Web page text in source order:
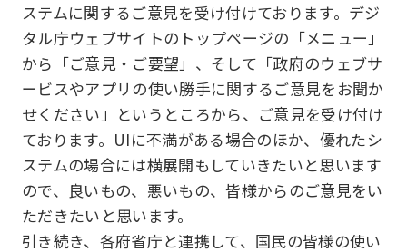
ステムに関するご意見を受け付けております。デジ
タル庁ウェブサイトのトップページの「メニュー」
から「ご意見・ご要望」、そして「政府のウェブサ
ービスやアプリの使い勝手に関するご意見をお聞か
せください」というところから、ご意見を受け付け
ております。UIに不満がある場合のほか、優れたシ
ステムの場合には横展開もしていきたいと思います
ので、良いもの、悪いもの、皆様からのご意見をい
ただきたいと思います。
引き続き、各府省庁と連携して、国民の皆様の使い